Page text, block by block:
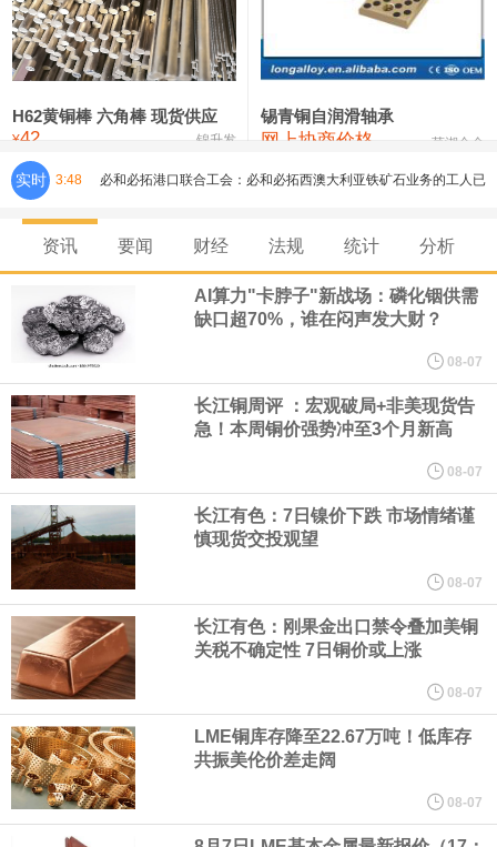
铸造铝合金锭(ZLD104) 24,300—24,500 24,400
压铸锌合金锭 26,500—26,700
氯化镍 38,300—40,300 39,300 0
H62黄铜棒 六角棒 现货供应
¥42 锦升发
锡青铜自润滑轴承
网上协商价格 芜湖合金
实时 3:48 必和必拓港口联合工会：必和必拓西澳大利亚铁矿石业务的工人已
通知，将于8月9日实施24小时停工。
8月7日，宇树科技董事长王兴兴网上路演时表示，报告期内，公司
研发费用金额分别为4,995.18万元、7,001.70万元、14,496.56万
元，最近3年复合增长率达70.36%，呈快速增长趋势，并形成多项
核心技术和知识产权。截至2026年1月31日，公司拥有262项专利权
（含境内发明专利20项）。
纽约期银日内涨4%，现报64.08美元/盎司。
宇树科技董事长、总经理兼首席技术官王兴兴在网上路演时表示，
经过多年研发创新和技术积累，公司逐步形成了包括一体化关节集
成技术、高紧凑度机器人身体集成技术、机器人激光雷达全自研核
心技术等多项已商业化应用的核心技术并已应用于公司的高性能通
资讯 要闻 财经 法规 统计 分析
AI算力"卡脖子"新战场：磷化铟供需
缺口超70%，谁在闷声发大财？
08-07
长江铜周评 ：宏观破局+非美现货告
急！本周铜价强势冲至3个月新高
08-07
长江有色：7日镍价下跌 市场情绪谨
慎现货交投观望
08-07
长江有色：刚果金出口禁令叠加美铜
关税不确定性 7日铜价或上涨
08-07
LME铜库存降至22.67万吨！低库存
共振美伦价差走阔
08-07